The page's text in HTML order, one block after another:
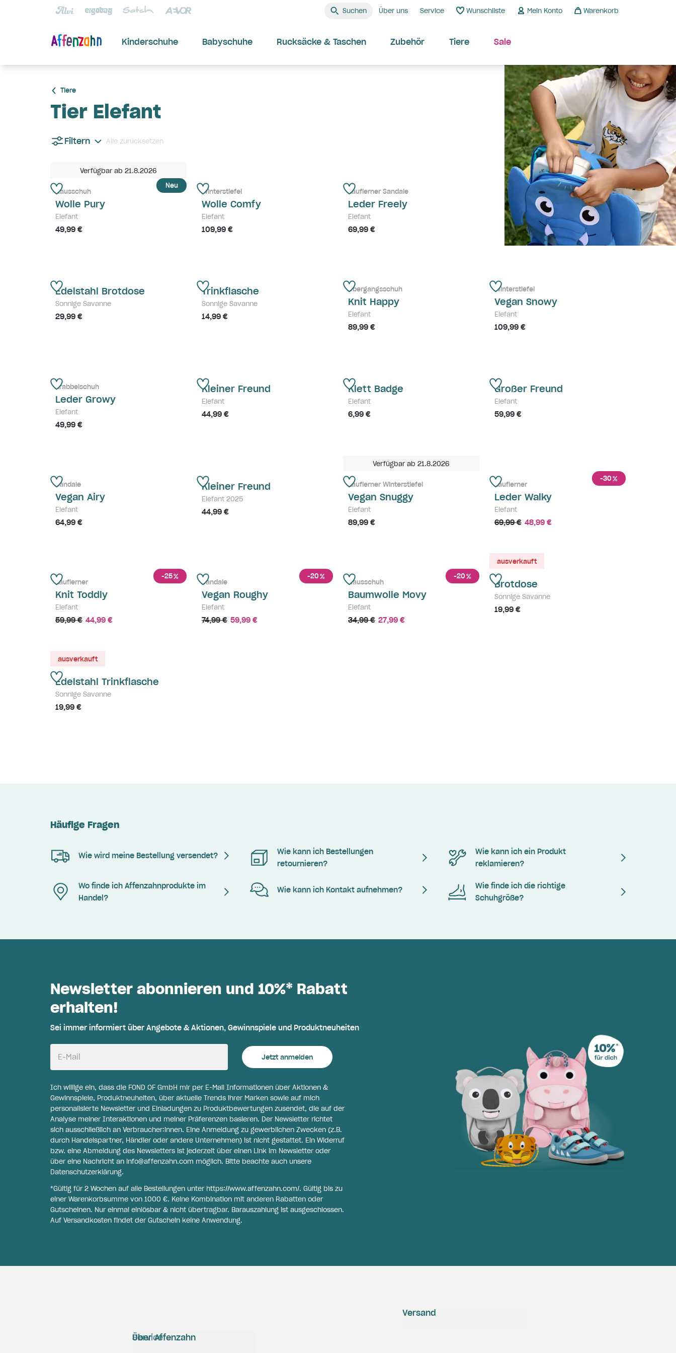
Suchen Über uns Service Wunschliste Mein Konto Warenkorb
Kinderschuhe Babyschuhe Rucksäcke & Taschen Zubehör Tiere Sale
Tiere
Tier Elefant
Filtern Alle zurücksetzen
Verfügbar ab 21.8.2026
Neu
Hausschuh
Wolle Pury
Elefant
49,99 €
Winterstiefel
Wolle Comfy
Elefant
109,99 €
Lauflerner Sandale
Leder Freely
Elefant
69,99 €
Edelstahl Brotdose
Sonnige Savanne
29,99 €
Trinkflasche
Sonnige Savanne
14,99 €
Übergangsschuh
Knit Happy
Elefant
89,99 €
Winterstiefel
Vegan Snowy
Elefant
109,99 €
Krabbelschuh
Leder Growy
Elefant
49,99 €
Kleiner Freund
Elefant
44,99 €
Klett Badge
Elefant
6,99 €
Großer Freund
Elefant
59,99 €
Sandale
Vegan Airy
Elefant
64,99 €
Kleiner Freund
Elefant 2025
44,99 €
Verfügbar ab 21.8.2026
Lauflerner Winterstiefel
Vegan Snuggy
Elefant
89,99 €
-30%
Lauflerner
Leder Walky
Elefant
69,99 € 48,99 €
-25%
Lauflerner
Knit Toddly
Elefant
59,99 € 44,99 €
-20%
Sandale
Vegan Roughy
Elefant
74,99 € 59,99 €
-20%
Hausschuh
Baumwolle Movy
Elefant
34,99 € 27,99 €
ausverkauft
Brotdose
Sonnige Savanne
19,99 €
ausverkauft
Edelstahl Trinkflasche
Sonnige Savanne
19,99 €
Häufige Fragen
Wie wird meine Bestellung versendet?
Wie kann ich Bestellungen
retournieren?
Wie kann ich ein Produkt
reklamieren?
Wo finde ich Affenzahnprodukte im
Handel?
Wie kann ich Kontakt aufnehmen?
Wie finde ich die richtige
Schuhgröße?
Newsletter abonnieren und 10%* Rabatt
erhalten!
Sei immer informiert über Angebote & Aktionen, Gewinnspiele und Produktneuheiten
E-Mail Jetzt anmelden
Ich willige ein, dass die FOND OF GmbH mir per E-Mail Informationen über Aktionen &
Gewinnspiele, Produktneuheiten, über aktuelle Trends ihrer Marken sowie auf mich
personalisierte Newsletter und Einladungen zu Produktbewertungen zusendet, die auf der
Analyse meiner Interaktionen und meiner Präferenzen basieren. Der Newsletter richtet
sich ausschließlich an Verbraucher:innen. Eine Anmeldung zu gewerblichen Zwecken (z.B.
durch Handelspartner, Händler oder andere Unternehmen) ist nicht gestattet. Ein Widerruf
bzw. eine Abmeldung des Newsletters ist jederzeit über einen Link im Newsletter oder
über eine Nachricht an info@affenzahn.com möglich. Bitte beachte auch unsere
Datenschutzerklärung.
*Gültig für 2 Wochen auf alle Bestellungen unter https://www.affenzahn.com/. Gültig bis zu
einer Warenkorbsumme von 1000 €. Keine Kombination mit anderen Rabatten oder
Gutscheinen. Nur einmal einlösbar & nicht übertragbar. Barauszahlung ist ausgeschlossen.
Auf Versandkosten findet der Gutschein keine Anwendung.
Service
Über Affenzahn
Versand